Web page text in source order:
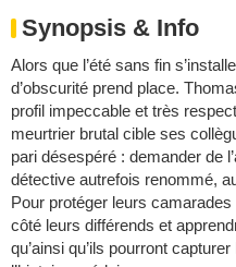
Synopsis & Info
Alors que l’été sans fin
d’obscurité prend place.
profil impeccable et très
meurtrier brutal cible ses
pari désespéré : demander de
détective autrefois renommé,
Pour protéger leurs
côté leurs différends et
qu’ainsi qu’ils pourront